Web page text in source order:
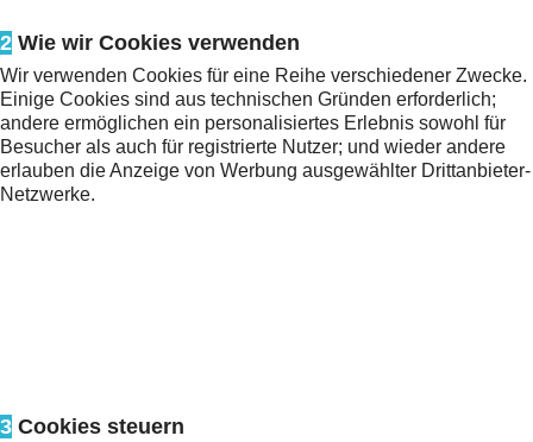
2 Wie wir Cookies verwenden
Wir verwenden Cookies für eine Reihe verschiedener Zwecke.
Einige Cookies sind aus technischen Gründen erforderlich;
andere ermöglichen ein personalisiertes Erlebnis sowohl für
Besucher als auch für registrierte Nutzer; und wieder andere
erlauben die Anzeige von Werbung ausgewählter Drittanbieter-
Netzwerke.
3 Cookies steuern